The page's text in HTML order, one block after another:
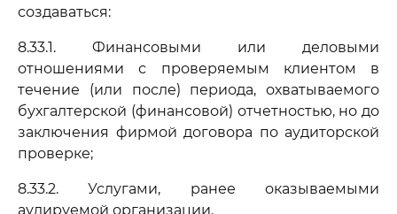
создаваться:
8.33.1. Финансовыми или деловыми
отношениями с проверяемым клиентом в
течение (или после) периода, охватываемого
бухгалтерской (финансовой) отчетностью, но до
заключения фирмой договора по аудиторской
проверке;
8.33.2. Услугами, ранее оказываемыми
аудируемой организации.